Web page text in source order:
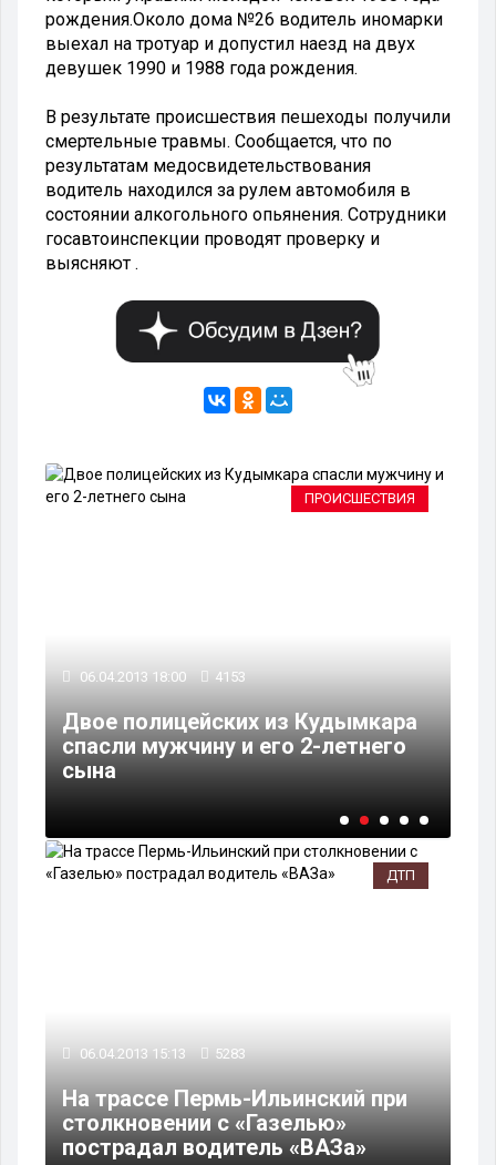
рождения.Около дома №26 водитель иномарки
выехал на тротуар и допустил наезд на двух
девушек 1990 и 1988 года рождения.
В результате происшествия пешеходы получили
смертельные травмы. Сообщается, что по
результатам медосвидетельствования
водитель находился за рулем автомобиля в
состоянии алкогольного опьянения. Сотрудники
госавтоинспекции проводят проверку и
выясняют .
ПРОИСШЕСТВИЯ
06.04.2013 18:00 4153
Двое полицейских из Кудымкара
спасли мужчину и его 2-летнего
сына
ДТП
06.04.2013 15:13 5283
На трассе Пермь-Ильинский при
столкновении с «Газелью»
пострадал водитель «ВАЗа»